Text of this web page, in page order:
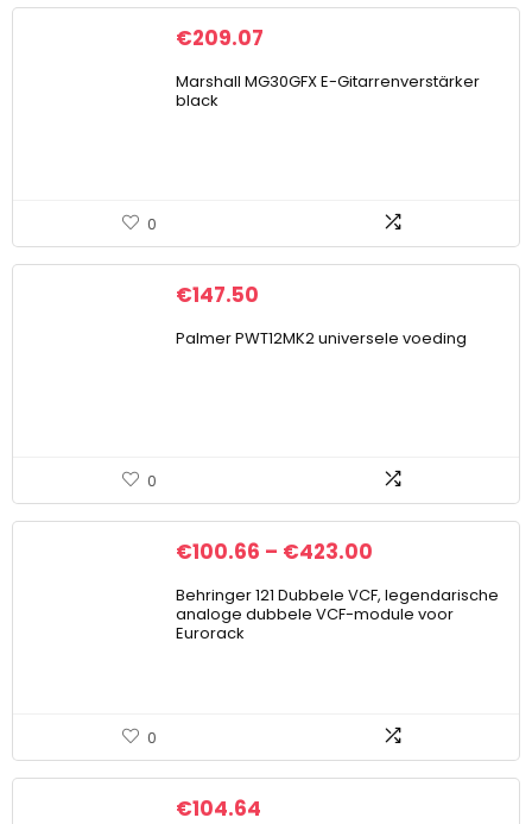
€209.07
Marshall MG30GFX E-Gitarrenverstärker
black
0
€147.50
Palmer PWT12MK2 universele voeding
0
€100.66 – €423.00
Behringer 121 Dubbele VCF, legendarische
analoge dubbele VCF-module voor
Eurorack
0
€104.64